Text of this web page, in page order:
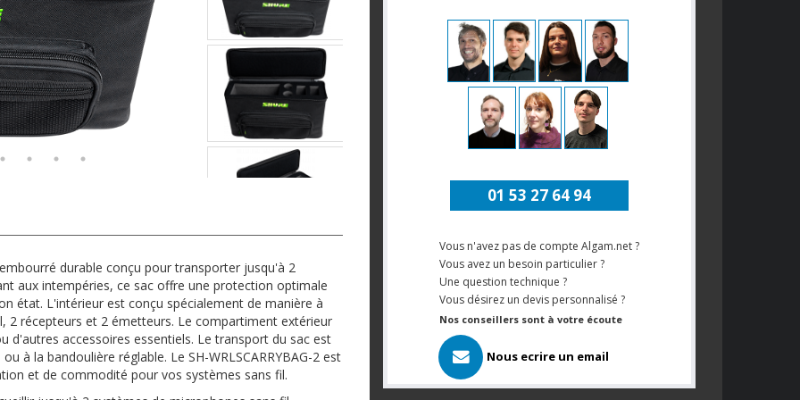
durable conçu pour transporter jusqu'à 2
aux intempéries, ce sac offre une protection optimale
état. L'intérieur est conçu spécialement de manière à
2 récepteurs et 2 émetteurs. Le compartiment extérieur
d'autres accessoires essentiels. Le transport du sac est
à la bandoulière réglable. Le SH-WRLSCARRYBAG-2 est
et de commodité pour vos systèmes sans fil.
01 53 27 64 94
Vous n'avez pas de compte Algam.net ?
Vous avez un besoin particulier ?
Une question technique ?
Vous désirez un devis personnalisé ?
Nos conseillers sont à votre écoute
Nous ecrire un email